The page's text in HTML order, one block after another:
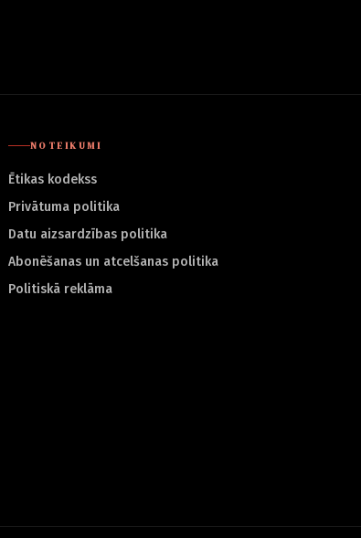
NOTEIKUMI
Ētikas kodekss
Privātuma politika
Datu aizsardzības politika
Abonēšanas un atcelšanas politika
Politiskā reklāma